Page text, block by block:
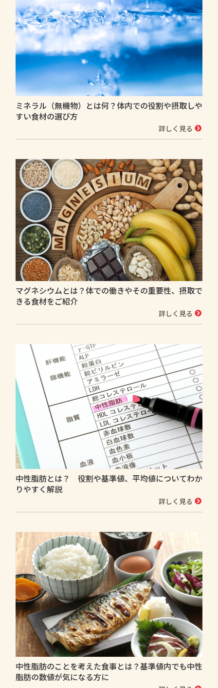
ミネラル（無機物）とは何？体内での役割や摂取しや
すい食材の選び方
詳しく見る
マグネシウムとは？体での働きやその重要性、摂取で
きる食材をご紹介
詳しく見る
中性脂肪とは？ 役割や基準値、平均値についてわか
りやすく解説
詳しく見る
中性脂肪のことを考えた食事とは？基準値内でも中性
脂肪の数値が気になる方に